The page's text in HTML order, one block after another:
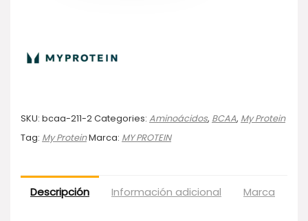
SKU: bcaa-211-2Categories: Aminoácidos, BCAA, My Protein
Tag: My ProteinMarca: MY PROTEIN
Descripción Información adicional Marca